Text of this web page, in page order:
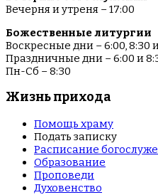
Вечерня и утреня – 17:00
Божественные литургии
Воскресные дни – 6:00, 8:30
Праздничные дни – 6:00 и
Пн-Сб – 8:30
Жизнь прихода
Помощь храму
Подать записку
Расписание
Образование
Проповеди
Духовенство